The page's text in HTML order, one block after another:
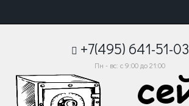
+7(495) 641-51-03
Пн - вс: с 9:00 до 21:00